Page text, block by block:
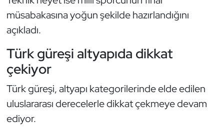
müsabakasına yoğun şekilde hazırlandığını
açıkladı.
Türk güreşi altyapıda dikkat
çekiyor
Türk güreşi, altyapı kategorilerinde elde edilen
uluslararası derecelerle dikkat çekmeye devam
ediyor.
Muay Thai
Okçuluk
Optimist
Oryantiring
Özel Sporcular